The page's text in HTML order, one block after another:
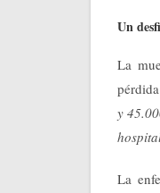
Un
La
y
La